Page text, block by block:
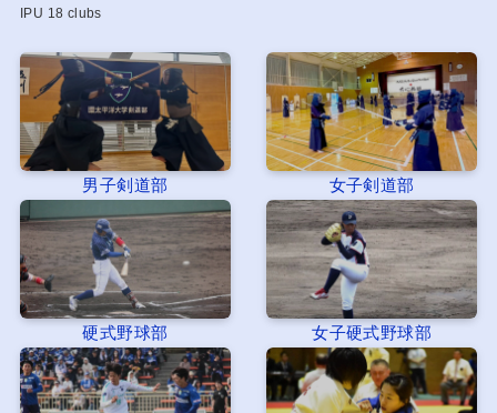
IPU 18 clubs
男子剣道部 女子剣道部
硬式野球部 女子硬式野球部